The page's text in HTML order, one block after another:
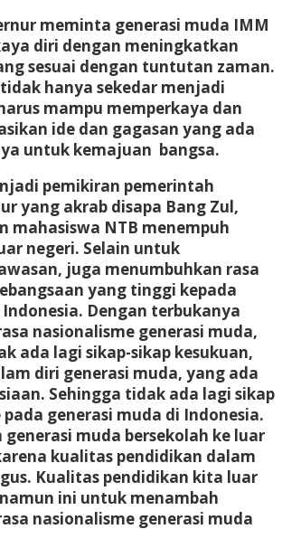
meminta generasi muda IMM
diri dengan meningkatkan
sesuai dengan tuntutan zaman.
hanya sekedar menjadi
mampu memperkaya dan
ide dan gagasan yang ada
untuk kemajuan bangsa.
pemikiran pemerintah
yang akrab disapa Bang Zul,
mahasiswa NTB menempuh
negeri. Selain untuk
juga menumbuhkan rasa
yang tinggi kepada
Dengan terbukanya
nasionalisme generasi muda,
ada lagi sikap-sikap kesukuan,
diri generasi muda, yang ada
Sehingga tidak ada lagi sikap
generasi muda di Indonesia.
muda bersekolah ke luar
kualitas pendidikan dalam
Kualitas pendidikan kita luar
ini untuk menambah
nasionalisme generasi muda